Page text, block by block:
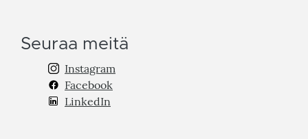
Seuraa meitä
Instagram
Facebook
LinkedIn